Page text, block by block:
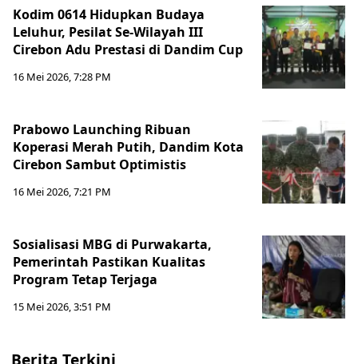
Kodim 0614 Hidupkan Budaya
Leluhur, Pesilat Se-Wilayah III
Cirebon Adu Prestasi di Dandim Cup
16 Mei 2026, 7:28 PM
Prabowo Launching Ribuan
Koperasi Merah Putih, Dandim Kota
Cirebon Sambut Optimistis
16 Mei 2026, 7:21 PM
Sosialisasi MBG di Purwakarta,
Pemerintah Pastikan Kualitas
Program Tetap Terjaga
15 Mei 2026, 3:51 PM
Berita Terkini